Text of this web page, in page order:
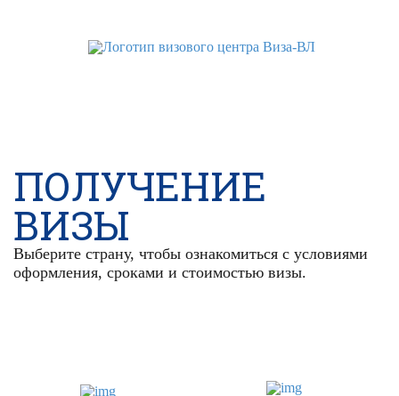
ПОЛУЧЕНИЕ
ВИЗЫ
Выберите страну, чтобы ознакомиться с условиями
оформления, сроками и стоимостью визы.